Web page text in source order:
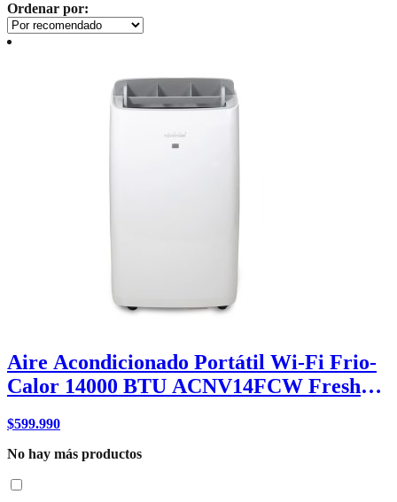
Ordenar por:
Aire Acondicionado Portátil Wi-Fi Frio-
Calor 14000 BTU ACNV14FCW Fresh
$599.990
No hay más productos